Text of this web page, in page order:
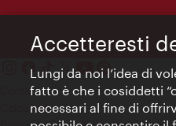
Contatti
Colophon
Accetteresti
Lungi da noi l’idea di
fatto è che i cosiddetti
necessari al fine di